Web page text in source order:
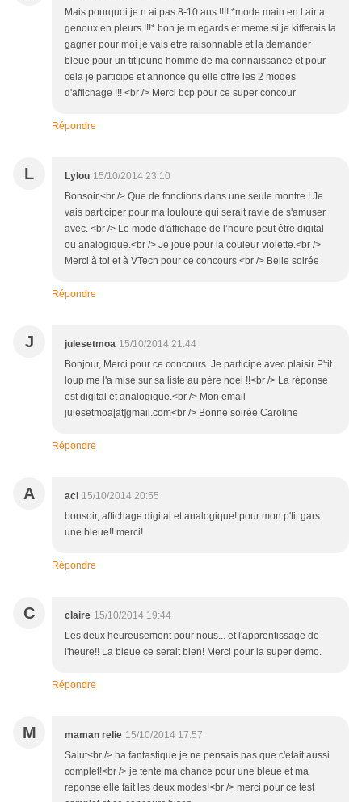
Mais pourquoi je n ai pas 8-10 ans !!!! *mode main en l air a
genoux en pleurs !!!* bon je m egards et meme si je kifferais la
gagner pour moi je vais etre raisonnable et la demander
bleue pour un tit jeune homme de ma connaissance et pour
cela je participe et annonce qu elle offre les 2 modes
d'affichage !!! <br /> Merci bcp pour ce super concour
Répondre
L Lylou 15/10/2014 23:10
Bonsoir,<br /> Que de fonctions dans une seule montre ! Je
vais participer pour ma louloute qui serait ravie de s'amuser
avec. <br /> Le mode d'affichage de l’heure peut être digital
ou analogique.<br /> Je joue pour la couleur violette.<br />
Merci à toi et à VTech pour ce concours.<br /> Belle soirée
Répondre
J julesetmoa 15/10/2014 21:44
Bonjour, Merci pour ce concours. Je participe avec plaisir P'tit
loup me l'a mise sur sa liste au père noel !!<br /> La réponse
est digital et analogique.<br /> Mon email
julesetmoa[at]gmail.com<br /> Bonne soirée Caroline
Répondre
A acl 15/10/2014 20:55
bonsoir, affichage digital et analogique! pour mon p'tit gars
une bleue!! merci!
Répondre
C claire 15/10/2014 19:44
Les deux heureusement pour nous... et l'apprentissage de
l'heure!! La bleue ce serait bien! Merci pour la super demo.
Répondre
M maman relie 15/10/2014 17:57
Salut<br /> ha fantastique je ne pensais pas que c'etait aussi
complet!<br /> je tente ma chance pour une bleue et ma
reponse elle fait les deux modes!<br /> merci pour ce test